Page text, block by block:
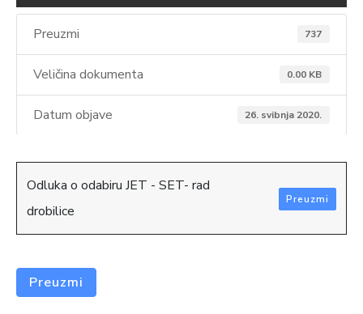
Preuzmi 737
Veličina dokumenta 0.00 KB
Datum objave 26. svibnja 2020.
Odluka o odabiru JET - SET- rad
drobilice
Preuzmi
Preuzmi